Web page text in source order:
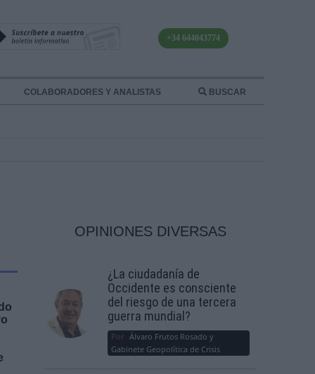
+34 644043774
COLABORADORES Y ANALISTAS BUSCAR
OPINIONES DIVERSAS
¿La ciudadanía de
Occidente es consciente
del riesgo de una tercera
guerra mundial?
Por Álvaro Frutos Rosado y
Gabinete Geopolítica de Crisis